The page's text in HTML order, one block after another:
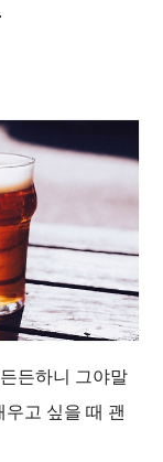
든하니 그야말
고 싶을 때 괜